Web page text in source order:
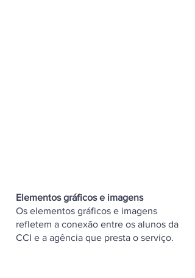
Elementos gráficos e imagens
Os elementos gráficos e imagens
refletem a conexão entre os alunos da
CCI e a agência que presta o serviço.